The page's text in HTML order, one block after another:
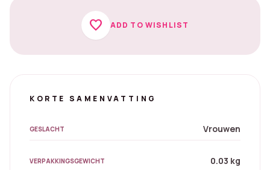
favorite ADD TO WISHLIST
KORTE SAMENVATTING
GESLACHT Vrouwen
VERPAKKINGSGEWICHT 0.03 kg